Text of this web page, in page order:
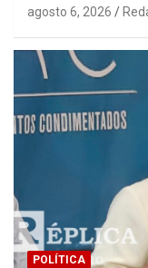
agosto 6, 2026
POLÍTICA